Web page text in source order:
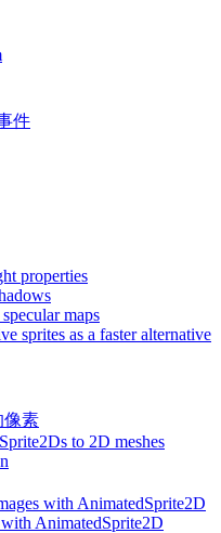
件
properties
maps
sprites as a faster alternative
像素
to 2D meshes
with AnimatedSprite2D
with AnimatedSprite2D